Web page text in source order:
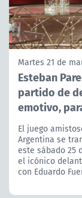
Martes 21 de
Esteban
partido de
emotivo,
El juego
Argentina se
este sábado 25
el icónico
con Eduardo